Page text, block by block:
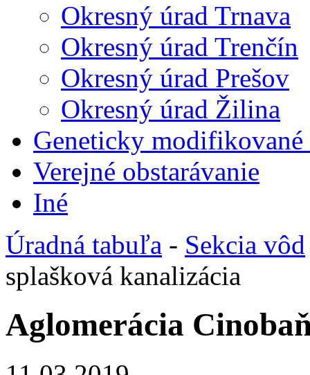
Okresný úrad Trnava
Okresný úrad Trenčín
Okresný úrad Prešov
Okresný úrad Žilina
Geneticky
Verejné obstarávanie
Iné
Úradná tabuľa - Sekcia vôd
splašková kanalizácia
Aglomerácia